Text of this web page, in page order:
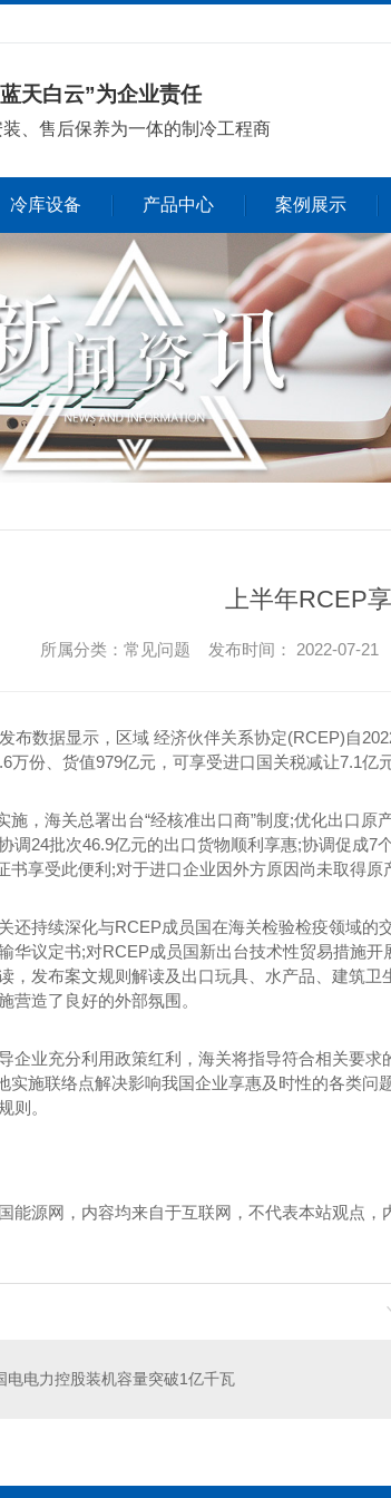
天白云”为企业责任
、售后保养为一体的制冷工程商
冷库设备 产品中心 案例展示
价格 河南冷库设计
上半年RCEP
所属分类：常见问题 发布时间： 2022-07-21
布数据显示，区域 经济伙伴关系协定(RCEP)自
万份、货值979亿元，可享受进口国关税减让7.1亿
施，海关总署出台“经核准出口商”制度;优化出口
调24批次46.9亿元的出口货物顺利享惠;协调促成
书享受此便利;对于进口企业因外方原因尚未取得
还持续深化与RCEP成员国在海关检验检疫领域
华议定书;对RCEP成员国新出台技术性贸易措施
，发布案文规则解读及出口玩具、水产品、建筑
营造了良好的外部氛围。
企业充分利用政策红利，海关将指导符合相关要
实施联络点解决影响我国企业享惠及时性的各类
则。
能源网，内容均来自于互联网，不代表本站观点
电电力控股装机容量突破1亿千瓦